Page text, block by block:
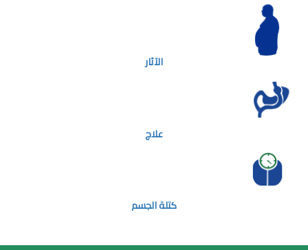
الآثار
علاج
كتلة الجسم